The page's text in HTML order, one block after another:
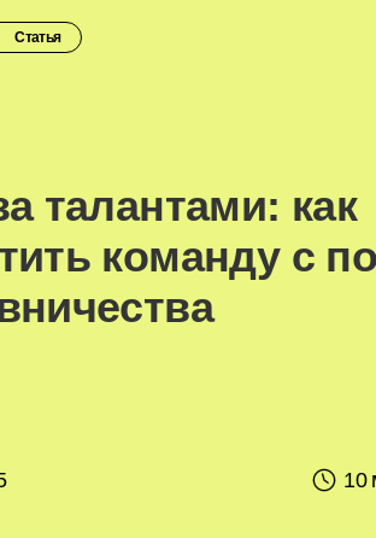
Статья
талантами: как
команду с
10